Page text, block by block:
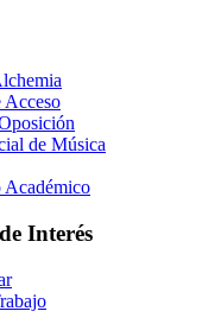
Acceso
de Música
Académico
Interés